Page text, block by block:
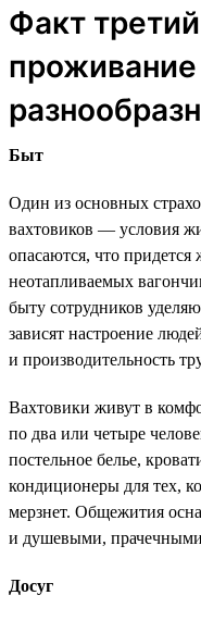
Факт
проживание
Быт
Один из основных
вахтовиков — условия
опасаются, что
неотапливаемых
быту сотрудников
зависят настроение
и производительность
Вахтовики живут в
по два или четыре
постельное белье,
кондиционеры для тех,
мерзнет. Общежития
и душевыми,
Досуг